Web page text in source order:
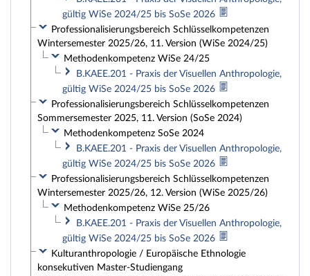
gültig WiSe 2024/25 bis SoSe 2026
Professionalisierungsbereich Schlüsselkompetenzen
Wintersemester 2025/26, 11. Version (WiSe 2024/25)
Methodenkompetenz WiSe 24/25
B.KAEE.201 - Praxis der Visuellen Anthropologie,
gültig WiSe 2024/25 bis SoSe 2026
Professionalisierungsbereich Schlüsselkompetenzen
Sommersemester 2025, 11. Version (SoSe 2024)
Methodenkompetenz SoSe 2024
B.KAEE.201 - Praxis der Visuellen Anthropologie,
gültig WiSe 2024/25 bis SoSe 2026
Professionalisierungsbereich Schlüsselkompetenzen
Wintersemester 2025/26, 12. Version (WiSe 2025/26)
Methodenkompetenz WiSe 25/26
B.KAEE.201 - Praxis der Visuellen Anthropologie,
gültig WiSe 2024/25 bis SoSe 2026
Kulturanthropologie / Europäische Ethnologie
konsekutiven Master-Studiengang